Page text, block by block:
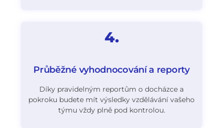
4.
Průběžné vyhodnocování a reporty​
Díky pravidelným reportům o docházce a
pokroku budete mít výsledky vzdělávání vašeho
týmu vždy plně pod kontrolou.